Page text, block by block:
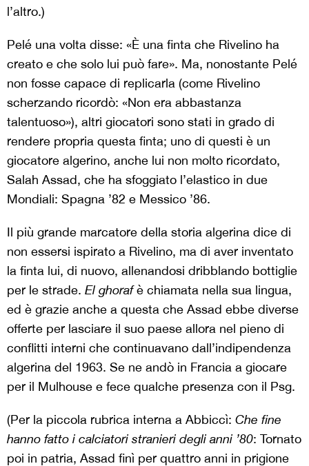
l’altro.)
Pelé una volta disse: «È una finta che Rivelino ha
creato e che solo lui può fare». Ma, nonostante Pelé
non fosse capace di replicarla (come Rivelino
scherzando ricordò: «Non era abbastanza
talentuoso»), altri giocatori sono stati in grado di
rendere propria questa finta; uno di questi è un
giocatore algerino, anche lui non molto ricordato,
Salah Assad, che ha sfoggiato l’elastico in due
Mondiali: Spagna ’82 e Messico ’86.
Il più grande marcatore della storia algerina dice di
non essersi ispirato a Rivelino, ma di aver inventato
la finta lui, di nuovo, allenandosi dribblando bottiglie
per le strade. El ghorafè chiamata nella sua lingua,
ed è grazie anche a questa che Assad ebbe diverse
offerte per lasciare il suo paese allora nel pieno di
conflitti interni che continuavano dall’indipendenza
algerina del 1963. Se ne andò in Francia a giocare
per il Mulhouse e fece qualche presenza con il Psg.
(Per la piccola rubrica interna a Abbiccì: Che fine
hanno fatto i calciatori stranieri degli anni ’80: Tornato
poi in patria, Assad finì per quattro anni in prigione